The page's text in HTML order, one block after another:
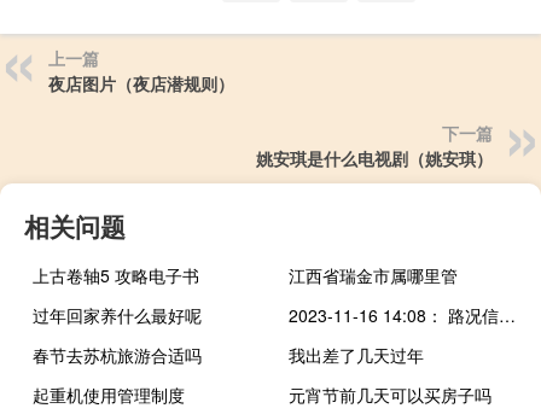
上一篇
夜店图片（夜店潜规则）
下一篇
姚安琪是什么电视剧（姚安琪）
相关问题
上古卷轴5 攻略电子书
江西省瑞金市属哪里管
过年回家养什么最好呢
2023-11-16 14:08： 路况信息：2023年11月16日14时01分，京港澳高速长潭段马家河收费站附近以北K1537处北往南因施工车流量大造成交通通行缓慢，交通恢复正常通行时间待定。Sa85Za ​​​
春节去苏杭旅游合适吗
我出差了几天过年
起重机使用管理制度
元宵节前几天可以买房子吗